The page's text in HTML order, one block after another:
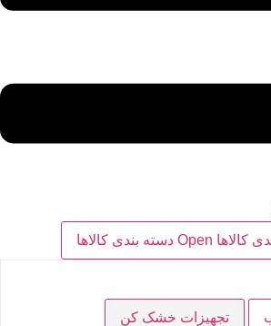
Open دسته بندی کالاها
تجهیزات خشک کن